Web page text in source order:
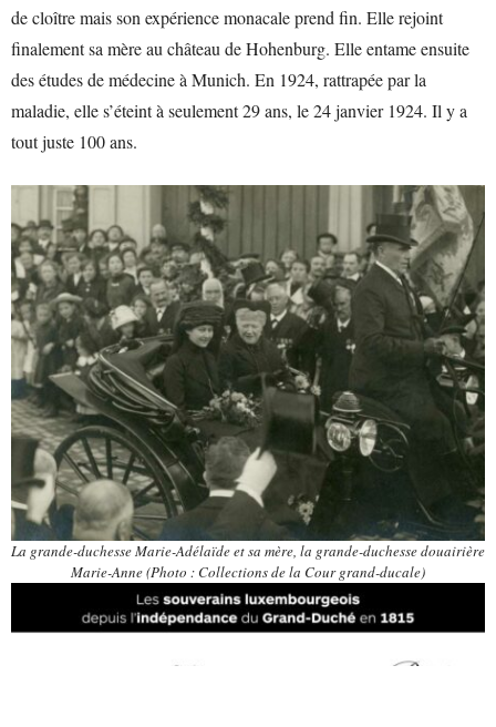
de cloître mais son expérience monacale prend fin. Elle rejoint
finalement sa mère au château de Hohenburg. Elle entame ensuite
des études de médecine à Munich. En 1924, rattrapée par la
maladie, elle s’éteint à seulement 29 ans, le 24 janvier 1924. Il y a
tout juste 100 ans.
La grande-duchesse Marie-Adélaïde et sa mère, la grande-duchesse douairière
Marie-Anne (Photo : Collections de la Cour grand-ducale)